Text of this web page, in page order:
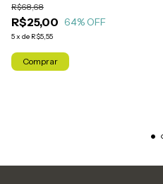
R$25,00
R$68,68
64% OFF
5x de R$5,55
Comprar